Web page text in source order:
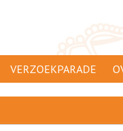
VERZOEKPARADE